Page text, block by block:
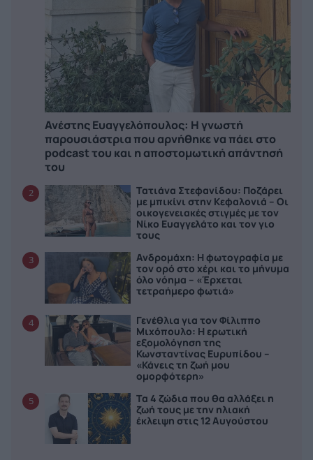
Ανέστης Ευαγγελόπουλος: Η γνωστή
παρουσιάστρια που αρνήθηκε να πάει στο
podcast του και η αποστομωτική απάντησή
του
2
Τατιάνα Στεφανίδου: Ποζάρει
με μπικίνι στην Κεφαλονιά – Οι
οικογενειακές στιγμές με τον
Νίκο Ευαγγελάτο και τον γιο
τους
3
Ανδρομάχη: Η φωτογραφία με
τον ορό στο χέρι και το μήνυμα
όλο νόημα – «Έρχεται
τετραήμερο φωτιά»
4
Γενέθλια για τον Φίλιππο
Μιχόπουλο: Η ερωτική
εξομολόγηση της
Κωνσταντίνας Ευρυπίδου –
«Κάνεις τη ζωή μου
ομορφότερη»
5
Τα 4 ζώδια που θα αλλάξει η
ζωή τους με την ηλιακή
έκλειψη στις 12 Αυγούστου